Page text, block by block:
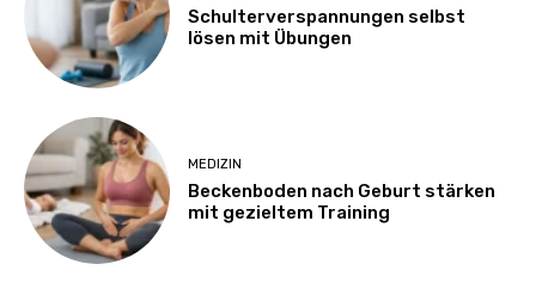
Schulterverspannungen selbst
lösen mit Übungen
MEDIZIN
Beckenboden nach Geburt stärken
mit gezieltem Training